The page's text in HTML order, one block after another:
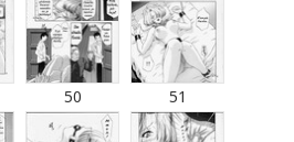
50 51